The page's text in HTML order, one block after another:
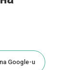
Google-u